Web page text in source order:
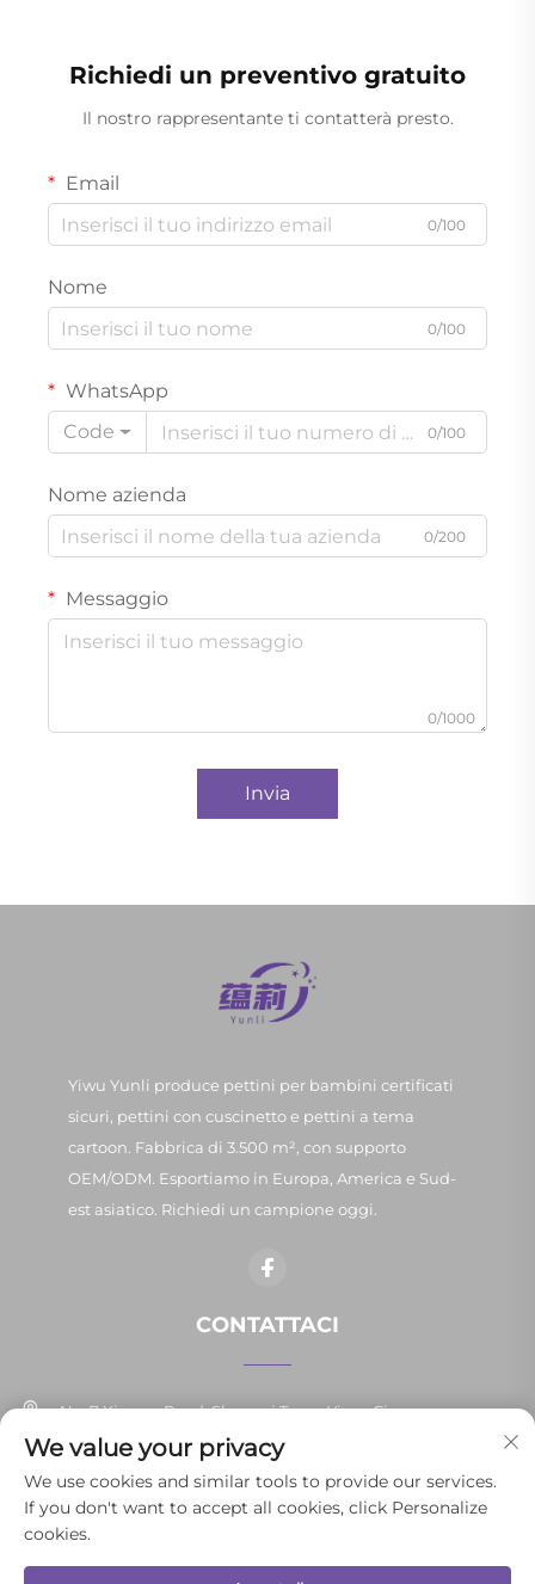
Richiedi un preventivo gratuito
Il nostro rappresentante ti contatterà presto.
Email
0/100
Nome
0/100
WhatsApp
Code
0/100
Nome azienda
0/200
Messaggio
0/1000
Invia
Yiwu Yunli produce pettini per bambini certificati
sicuri, pettini con cuscinetto e pettini a tema
cartoon. Fabbrica di 3.500 m², con supporto
OEM/ODM. Esportiamo in Europa, America e Sud-
est asiatico. Richiedi un campione oggi.
CONTATTACI
No. 7 Xinpan Road, Shangxi Town, Yiwu, Cina
+86-13037647878
[email protected]
We value your privacy
We use cookies and similar tools to provide our services.
If you don't want to accept all cookies, click Personalize
cookies.